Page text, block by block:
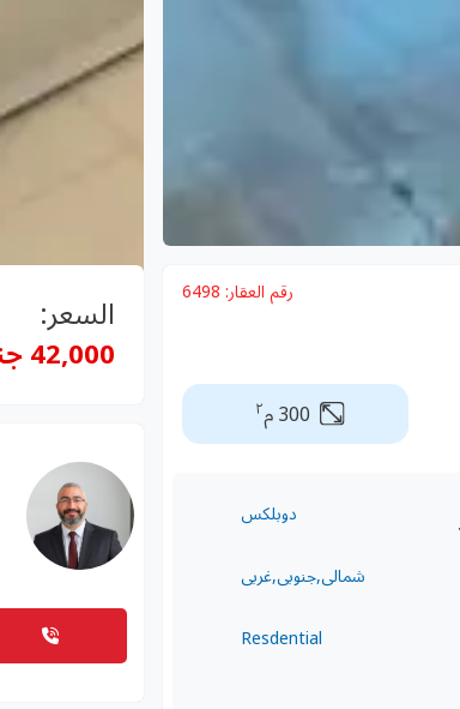
السعر:
42,000 جنية مصرى
رقم العقار: 6498
300 م ٢
دوبلكس
شمالى,جنوبى,غربى
Resdential